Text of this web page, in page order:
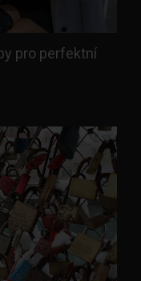
pro perfektní